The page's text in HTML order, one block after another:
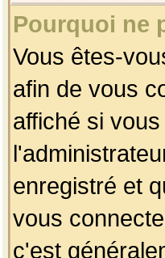
Pourquoi ne
Vous êtes-
afin de vous
affiché si
enregistré et
vous
c'est